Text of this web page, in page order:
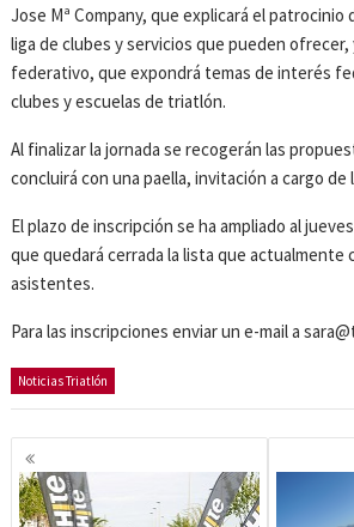
Jose Mª Company, que explicará el patrocinio
liga de clubes y servicios que pueden ofrecer,
federativo, que expondrá temas de interés
clubes y escuelas de triatlón.
Al finalizar la jornada se recogerán las
concluirá con una paella, invitación a cargo de
El plazo de inscripción se ha ampliado al
que quedará cerrada la lista que actualmente
asistentes.
Para las inscripciones enviar un e-mail a
Noticias Triatlón
Navegación
de
entradas